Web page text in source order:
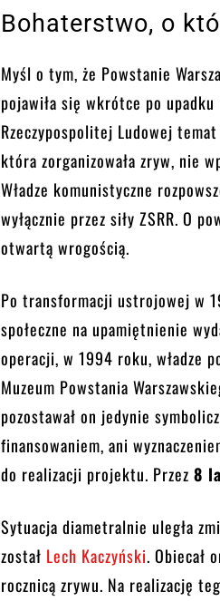
Bohaterstwo, o
Myśl o tym, że Powstanie
pojawiła się wkrótce po
Rzeczypospolitej Ludowej
która zorganizowała zryw, nie
Władze komunistyczne
wyłącznie przez siły ZSRR. O
otwartą wrogością.
Po transformacji ustrojowej w
społeczne na upamiętnienie
operacji, w 1994 roku, władze
Muzeum Powstania
pozostawał on jedynie
finansowaniem, ani
do realizacji projektu. Przez8
Sytuacja diametralnie uległa
został Lech Kaczyński. Obiecał
rocznicą zrywu. Na realizację